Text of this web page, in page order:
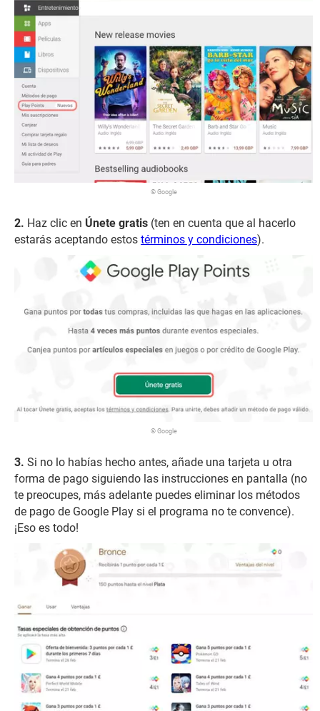
© Google
Haz clic en Únete gratis (ten en cuenta que al hacerlo
estarás aceptando estos términos y condiciones).
© Google
Si no lo habías hecho antes, añade una tarjeta u otra
forma de pago siguiendo las instrucciones en pantalla (no
te preocupes, más adelante puedes eliminar los métodos
de pago de Google Play si el programa no te convence).
¡Eso es todo!